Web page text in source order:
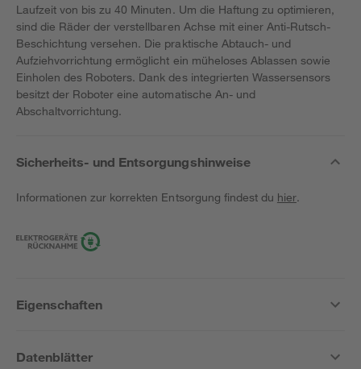
Laufzeit von bis zu 40 Minuten. Um die Haftung zu optimieren,
sind die Räder der verstellbaren Achse mit einer Anti-Rutsch-
Beschichtung versehen. Die praktische Abtauch- und
Aufziehvorrichtung ermöglicht ein müheloses Ablassen sowie
Einholen des Roboters. Dank des integrierten Wassersensors
besitzt der Roboter eine automatische An- und
Abschaltvorrichtung.
Sicherheits- und Entsorgungshinweise
Informationen zur korrekten Entsorgung findest du hier.
Eigenschaften
Datenblätter